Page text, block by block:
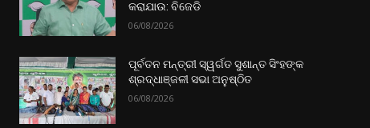
କରାଯାଉ: ବିଜେଡି
06/08/2026
ପୂର୍ବତନ ମନ୍ତ୍ରୀ ସ୍ୱର୍ଗତ ସୁଶାନ୍ତ ସିଂହଙ୍କ
ଶ୍ରଦ୍ଧାଞ୍ଜଳୀ ସଭା ଅନୁଷ୍ଠିତ
06/08/2026